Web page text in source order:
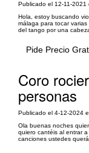
Publicado el 12-11-2021
Hola, estoy buscando
málaga para tocar
del tango por una
Pide Precio
Coro
personas
Publicado el 4-12-2024
Ola buenas noches
quiero cantéis al entrar
canciones ustedes